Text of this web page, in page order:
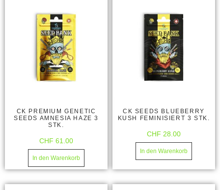
CK PREMIUM GENETIC
SEEDS AMNESIA HAZE 3
STK.
CHF 61.00
In den Warenkorb
CK SEEDS BLUEBERRY
KUSH FEMINISIERT 3 STK.
CHF 28.00
In den Warenkorb